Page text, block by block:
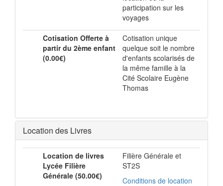
participation sur les
voyages
Cotisation Offerte à
partir du 2ème enfant
(0.00€)
Cotisation unique
quelque soit le nombre
d'enfants scolarisés de
la même famille à la
Cité Scolaire Eugène
Thomas
Location des Livres
Location de livres
Lycée Filière
Générale (50.00€)
Filière Générale et
ST2S
Conditions de location